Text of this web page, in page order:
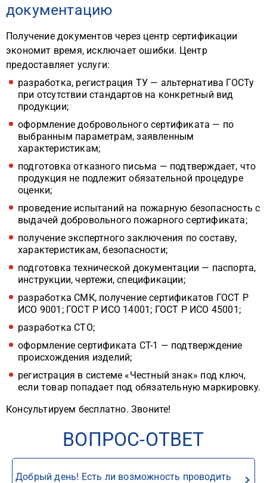
документацию
Получение документов через центр сертификации
экономит время, исключает ошибки. Центр
предоставляет услуги:
разработка, регистрация ТУ — альтернатива ГОСТу
при отсутствии стандартов на конкретный вид
продукции;
оформление добровольного сертификата — по
выбранным параметрам, заявленным
характеристикам;
подготовка отказного письма — подтверждает, что
продукция не подлежит обязательной процедуре
оценки;
проведение испытаний на пожарную безопасность с
выдачей добровольного пожарного сертификата;
получение экспертного заключения по составу,
характеристикам, безопасности;
подготовка технической документации — паспорта,
инструкции, чертежи, спецификации;
разработка СМК, получение сертификатов ГОСТ Р
ИСО 9001; ГОСТ Р ИСО 14001; ГОСТ Р ИСО 45001;
разработка СТО;
оформление сертификата СТ-1 — подтверждение
происхождения изделий;
регистрация в системе «Честный знак» под ключ,
если товар попадает под обязательную маркировку.
Консультируем бесплатно. Звоните!
ВОПРОС-ОТВЕТ
Добрый день! Есть ли возможность проводить